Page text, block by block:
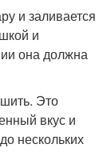
и заливается
и
она должна
Это
вкус и
нескольких